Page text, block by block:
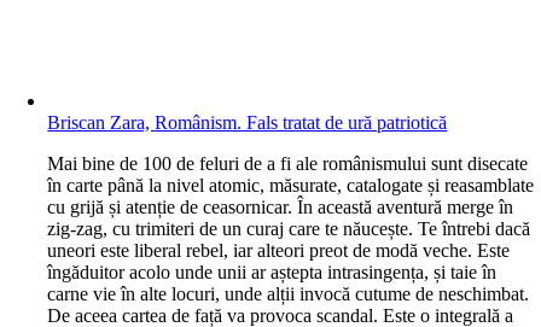
Briscan Zara, Românism. Fals tratat de ură patriotică
Mai bine de 100 de feluri de a fi ale românismului sunt disecate
în carte până la nivel atomic, măsurate, catalogate și reasamblate
cu grijă și atenție de ceasornicar. În această aventură merge în
zig-zag, cu trimiteri de un curaj care te năucește. Te întrebi dacă
uneori este liberal rebel, iar alteori preot de modă veche. Este
îngăduitor acolo unde unii ar aștepta intrasingența, și taie în
carne vie în alte locuri, unde alții invocă cutume de neschimbat.
De aceea cartea de față va provoca scandal. Este o integrală a